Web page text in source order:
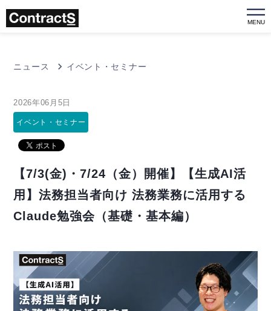
MENU
ニュース イベント・セミナー
2026年06月5日
イベント・セミナー
【7/3(金)・7/24（金）開催】【生成AI活
用】法務担当者向け 法務業務に活用する
Claude勉強会（基礎・基本編）